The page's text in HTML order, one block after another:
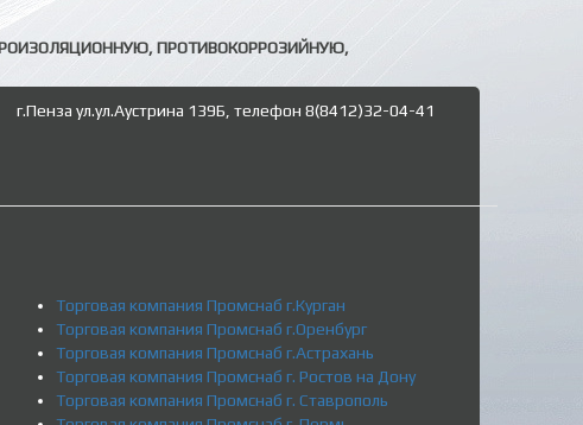
ПРОТИВОКОРРОЗИЙНУЮ,
г.Пенза ул.ул.Аустрина 139Б, телефон 8(8412)32-04-41
Торговая компания Промснаб г.Курган
Торговая компания Промснаб г.Оренбург
Торговая компания Промснаб г.Астрахань
Торговая компания Промснаб г. Ростов на Дону
Торговая компания Промснаб г. Ставрополь